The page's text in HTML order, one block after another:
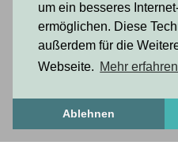
um ein besseres
ermöglichen. Diese
außerdem für die
Webseite. Mehr erfahren
Ablehnen